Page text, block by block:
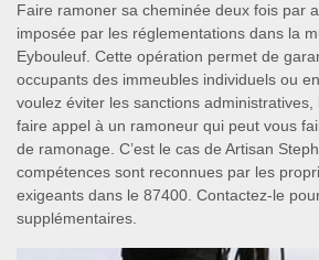
Faire ramoner sa cheminée deux fois par
imposée par les réglementations dans la
Eybouleuf. Cette opération permet de
occupants des immeubles individuels ou
voulez éviter les sanctions
faire appel à un ramoneur qui peut vous
de ramonage. C’est le cas de Artisan
compétences sont reconnues par les
exigeants dans le 87400. Contactez-le
supplémentaires.